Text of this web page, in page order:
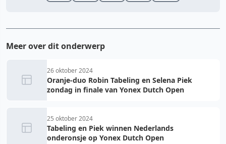
Meer over dit onderwerp
26 oktober 2024
Oranje-duo Robin Tabeling en Selena Piek
zondag in finale van Yonex Dutch Open
25 oktober 2024
Tabeling en Piek winnen Nederlands
onderonsje op Yonex Dutch Open